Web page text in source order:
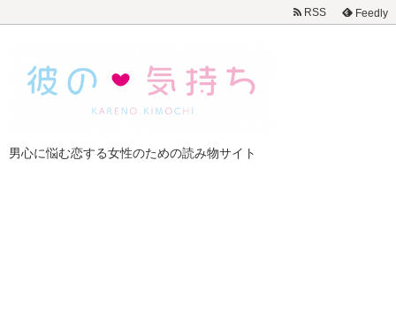
男心に悩む恋する女性のための読み物サイト
RSS Feedly